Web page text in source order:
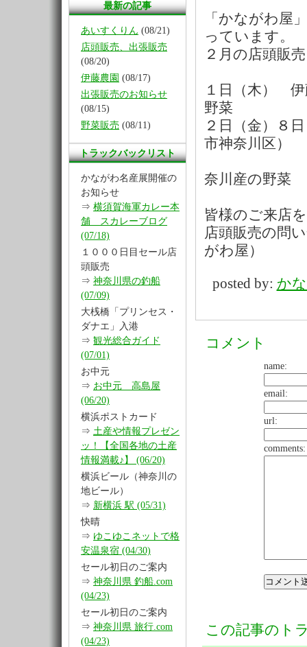
最新の記事
あいすくりん (08/21)
店頭販売、出張販売
(08/20)
伊藤農園 (08/17)
出張販売のお知らせ
(08/15)
野菜販売 (08/11)
トラックバックリスト
かながわ名産展開催の
お知らせ
⇒ 横須賀海軍カレー本
舗 スカレーブログ
(07/18)
１０００日目セール店
頭販売
⇒ 神奈川県の釣船
(07/09)
大桟橋「プリンセス・
ダナエ」入港
⇒ 観光総合ガイド
(07/01)
お中元
⇒ お中元 高島屋
(06/20)
横浜ポストカード
⇒ 土産や情報プレゼン
ッ！【全国各地の土産
情報満載♪】 (06/20)
横浜ビール（神奈川の
地ビール）
⇒ 新横浜 駅 (05/31)
快晴
⇒ ゆこゆこネットで格
安温泉宿 (04/30)
セール初日のご案内
⇒ 神奈川県 釣船.com
(04/23)
セール初日のご案内
⇒ 神奈川県 旅行.com
(04/23)
「かながわ屋
っています。
２月の店頭販
１日（木）
野菜
２日（金）８
市神奈川区）
奈川産の野菜
皆様のご来店
店頭販売の問
がわ屋）
posted by: か
コメント
name:
email:
url:
comments:
この記事のト